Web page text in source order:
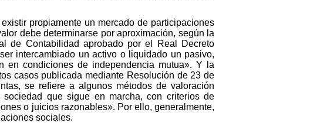
propiamente un mercado de participaciones
debe determinarse por aproximación, según la
de Contabilidad aprobado por el Real Decreto
intercambiado un activo o liquidado un pasivo,
en condiciones de independencia mutua». Y la
casos publicada mediante Resolución de 23 de
se refiere a algunos métodos de valoración
que sigue en marcha, con criterios de
o juicios razonables». Por ello, generalmente,
sociales.